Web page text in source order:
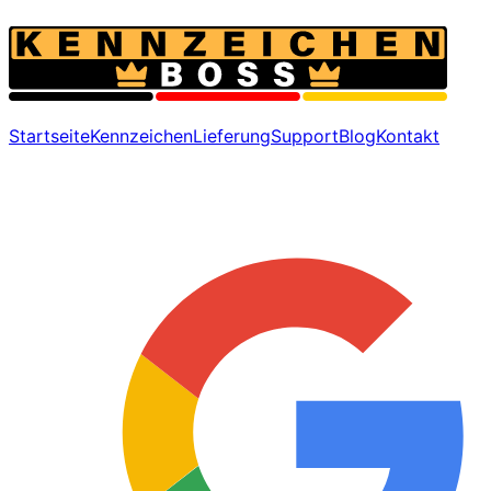
StartseiteKennzeichenLieferungSupportBlogKontakt